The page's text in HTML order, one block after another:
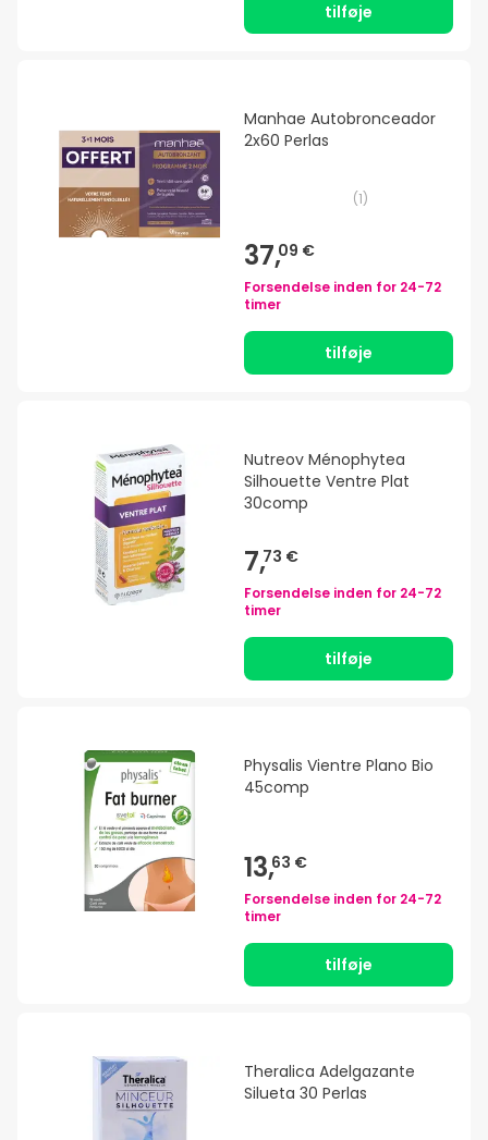
tilføje
Manhae Autobronceador
2x60 Perlas
(1)
37,09 €
Forsendelse inden for 24-72
timer
tilføje
Nutreov Ménophytea
Silhouette Ventre Plat
30comp
7,73 €
Forsendelse inden for 24-72
timer
tilføje
Physalis Vientre Plano Bio
45comp
13,63 €
Forsendelse inden for 24-72
timer
tilføje
Theralica Adelgazante
Silueta 30 Perlas